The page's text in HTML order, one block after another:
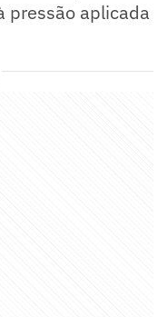
pressão aplicada